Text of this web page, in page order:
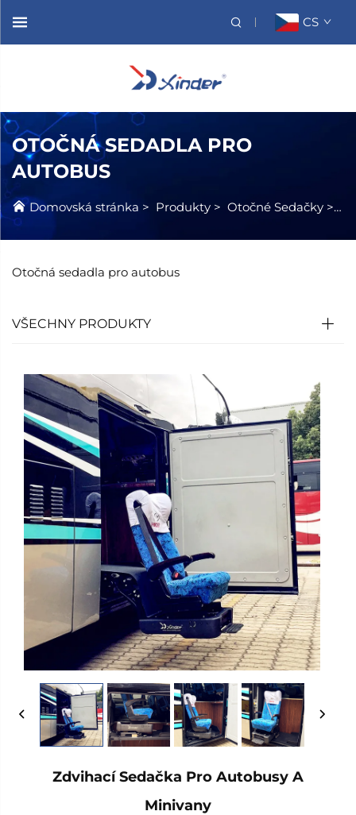
CS
OTOČNÁ SEDADLA PRO
AUTOBUS
Domovská stránka > Produkty > Otočné Sedačky >
Otočná sedadla pro autobus
VŠECHNY PRODUKTY
Zdvihací Sedačka Pro Autobusy A
Minivany